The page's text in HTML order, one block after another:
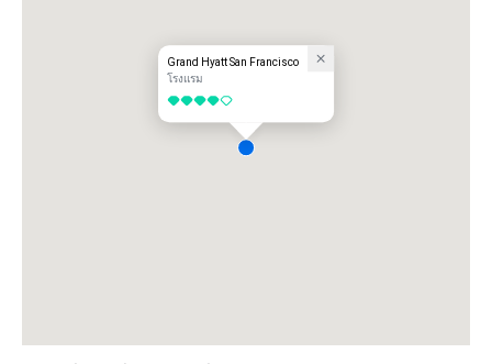
Grand Hyatt San Francisco
โรงแรม
4 จาก 5